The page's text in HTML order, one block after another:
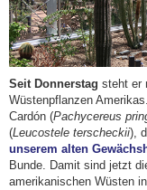
Seit Donnerstag steht er
Wüstenpflanzen
Cardón (Pachycereus
(Leucostele terscheckii),
unserem alten
Bunde. Damit sind jetzt
amerikanischen Wüsten